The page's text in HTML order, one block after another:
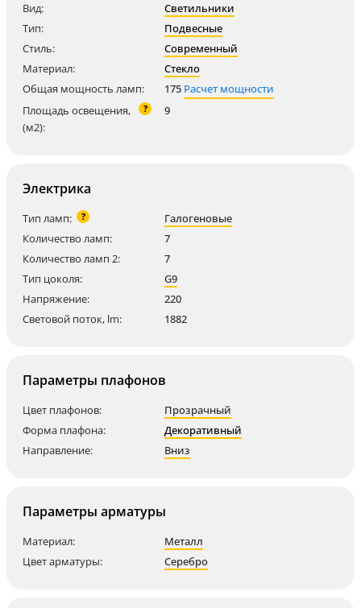
Вид:
Светильники
Тип:
Подвесные
Стиль:
Современный
Материал:
Стекло
Общая мощность ламп:
175 Расчет мощности
Площадь освещения,
(м2):
? 9
Электрика
Тип ламп: ?
Галогеновые
Количество ламп:
7
Количество ламп 2:
7
Тип цоколя:
G9
Напряжение:
220
Световой поток, lm:
1882
Параметры плафонов
Цвет плафонов:
Прозрачный
Форма плафона:
Декоративный
Направление:
Вниз
Параметры арматуры
Материал:
Металл
Цвет арматуры:
Серебро